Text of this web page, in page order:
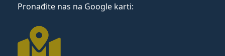
Pronađite nas na Google karti: